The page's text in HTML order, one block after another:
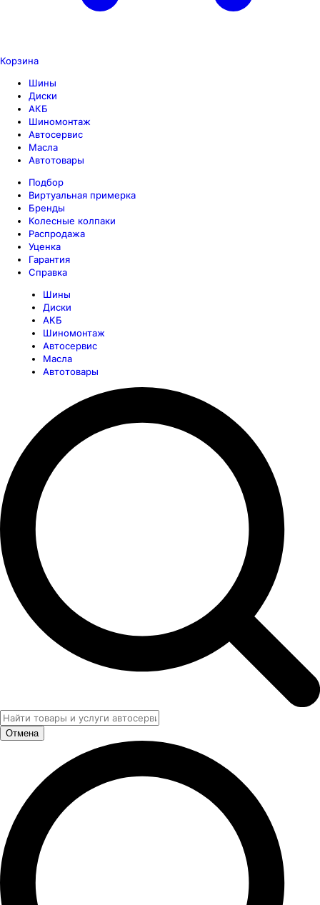
Корзина
Шины
Диски
АКБ
Шиномонтаж
Автосервис
Масла
Автотовары
Подбор
Виртуальная примерка
Бренды
Колесные колпаки
Распродажа
Уценка
Гарантия
Справка
Шины
Диски
АКБ
Шиномонтаж
Автосервис
Масла
Автотовары
Отмена